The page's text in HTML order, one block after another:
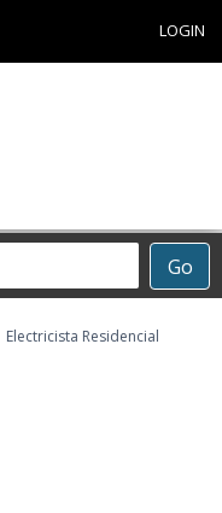
LOGIN
Go
Electricista Residencial